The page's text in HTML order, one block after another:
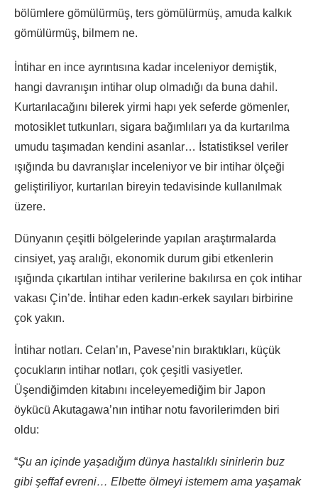
bölümlere gömülürmüş, ters gömülürmüş, amuda kalkık
gömülürmüş, bilmem ne.
İntihar en ince ayrıntısına kadar inceleniyor demiştik,
hangi davranışın intihar olup olmadığı da buna dahil.
Kurtarılacağını bilerek yirmi hapı yek seferde gömenler,
motosiklet tutkunları, sigara bağımlıları ya da kurtarılma
umudu taşımadan kendini asanlar… İstatistiksel veriler
ışığında bu davranışlar inceleniyor ve bir intihar ölçeği
geliştiriliyor, kurtarılan bireyin tedavisinde kullanılmak
üzere.
Dünyanın çeşitli bölgelerinde yapılan araştırmalarda
cinsiyet, yaş aralığı, ekonomik durum gibi etkenlerin
ışığında çıkartılan intihar verilerine bakılırsa en çok intihar
vakası Çin’de. İntihar eden kadın-erkek sayıları birbirine
çok yakın.
İntihar notları. Celan’ın, Pavese’nin bıraktıkları, küçük
çocukların intihar notları, çok çeşitli vasiyetler.
Üşendiğimden kitabını inceleyemediğim bir Japon
öykücü Akutagawa’nın intihar notu favorilerimden biri
oldu:
“Şu an içinde yaşadığım dünya hastalıklı sinirlerin buz
gibi şeffaf evreni… Elbette ölmeyi istemem ama yaşamak